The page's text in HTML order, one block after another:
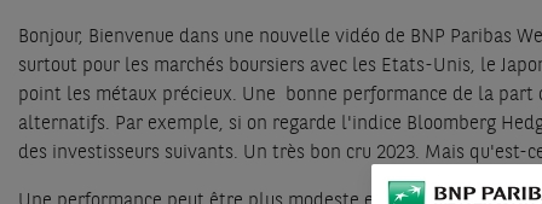
Bonjour, Bienvenue dans une nouvelle vidéo de BNP Paribas
surtout pour les marchés boursiers avec les Etats-Unis, le
point les métaux précieux. Une bonne performance de la
alternatifs. Par exemple, si on regarde l'indice Bloomberg
des investisseurs suivants. Un très bon cru 2023. Mais qu'est-